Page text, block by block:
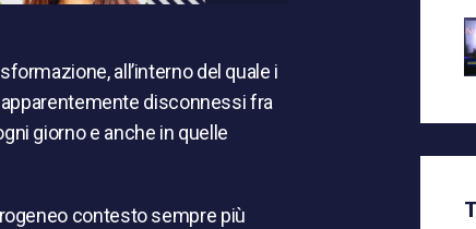
all’interno del quale i
disconnessi fra
giorno e anche in quelle
contesto sempre più